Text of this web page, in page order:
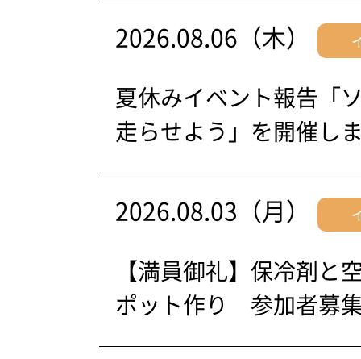
2026.08.06（木）
夏休みイベント報告「
走らせよう」を開催し
2026.08.03（月）
【満員御礼】保冷剤と
ポット作り 参加者募